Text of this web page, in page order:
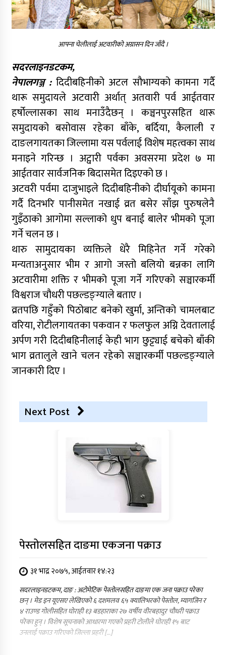
आफ्ना चेलीलाई अटवारीको अग्रासन दिन जाँदै ।
सदरलाइनडटकम,
नेपालगञ्ज :दिदीबहिनीको अटल सौभाग्यको कामना गर्दै
थारू समुदायले अटवारी अर्थात् अतवारी पर्व आईतवार
हर्षोल्लासका साथ मनाउँदैछन् । कञ्चनपुरसहित थारू
समुदायको बसोवास रहेका बाँके, बर्दिया, कैलाली र
दाङलगायतका जिल्लामा यस पर्वलाई विशेष महत्वका साथ
मनाइने गरिन्छ । अट्वारी पर्वका अवसरमा प्रदेश ७ मा
आईतवार सार्वजनिक बिदासमेत दिइएको छ ।
अटवरी पर्वमा दाजुभाइले दिदीबहिनीको दीर्घायूको कामना
गर्दै दिनभरि पानीसमेत नखाई व्रत बसेर साँझ पुरुषलेनै
गुइँठाको आगोमा सल्लाको धुप बनाई बालेर भीमको पूजा
गर्ने चलन छ ।
थारु सामुदायका व्यक्तिले धेरै मिहिनेत गर्ने गरेको
मन्यताअनुसार भीम र आगो जस्तो बलियो बन्नका लागि
अटवारीमा शक्ति र भीमको पूजा गर्ने गरिएको सञ्चारकर्मी
विश्वराज चौधरी पछल्डङ्ग्याले बताए ।
व्रतपछि गहुँको पिठोबाट बनेको खुर्मा, अन्तिको चामलबाट
वरिया, रोटीलगायतका पकवान र फलफुल अग्नि देवतालाई
अर्पण गरी दिदीबहिनीलाई केही भाग छुट्ट्याई बचेको बाँकी
भाग व्रतालुले खाने चलन रहेको सञ्चारकर्मी पछल्डङ्ग्याले
जानकारी दिए ।
Next Post
पेस्तोलसहित दाङमा एकजना पक्राउ
३१ भाद्र २०७५, आईतवार १४:२३
सदरलाइनडटकम, दाङ : अटोमेटिक पेस्तोलसहित दाङमा एक जना पक्राउ परेका
छन् । मेड इन यूएसए लेखिएको ६ दशमलव ६५ क्यालिभरको पेस्तोल, म्यागजिन र
४ राउण्ड गोलीसहित घोराही १३ बडहाराका २७ वर्षीय वीरबहादुर चौधरी पक्राउ
परेका हुन् । विशेष सूचनाको आधारमा गएको प्रहरी टोलीले घोराही १५ बाट
उनलाई पक्राउ गरिएको जिल्ला प्रहरी […]